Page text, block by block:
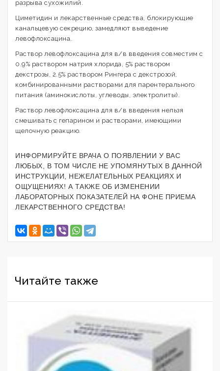
разрыва сухожилий.
Циметидин и лекарственные средства, блокирующие
канальцевую секрецию, замедляют выведение
левофлоксацина.
Раствор левофлоксацина для в/в введения совместим с
0.9% раствором натрия хлорида, 5% раствором
декстрозы, 2.5% раствором Рингера с декстрозой,
комбинированными растворами для парентерального
питания (аминокислоты, углеводы, электролиты).
Раствор левофлоксацина для в/в введения нельзя
смешивать с гепарином и растворами, имеющими
щелочную реакцию.
ИНФОРМИРУЙТЕ ВРАЧА О ПОЯВЛЕНИИ У ВАС
ЛЮБЫХ, В ТОМ ЧИСЛЕ НЕ УПОМЯНУТЫХ В ДАННОЙ
ИНСТРУКЦИИ, НЕЖЕЛАТЕЛЬНЫХ РЕАКЦИЯХ И
ОЩУЩЕНИЯХ! А ТАКЖЕ ОБ ИЗМЕНЕНИИ
ЛАБОРАТОРНЫХ ПОКАЗАТЕЛЕЙ НА ФОНЕ ПРИЕМА
ЛЕКАРСТВЕННОГО СРЕДСТВА!
Читайте также